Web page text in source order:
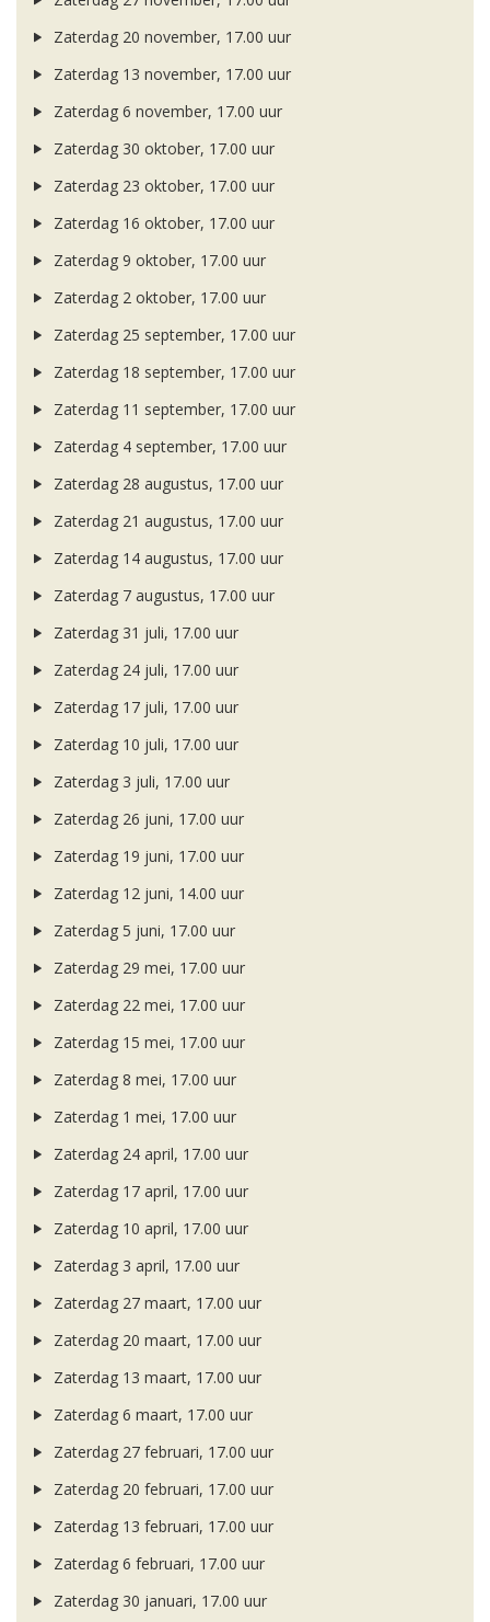
Zaterdag 20 november, 17.00 uur
Zaterdag 13 november, 17.00 uur
Zaterdag 6 november, 17.00 uur
Zaterdag 30 oktober, 17.00 uur
Zaterdag 23 oktober, 17.00 uur
Zaterdag 16 oktober, 17.00 uur
Zaterdag 9 oktober, 17.00 uur
Zaterdag 2 oktober, 17.00 uur
Zaterdag 25 september, 17.00 uur
Zaterdag 18 september, 17.00 uur
Zaterdag 11 september, 17.00 uur
Zaterdag 4 september, 17.00 uur
Zaterdag 28 augustus, 17.00 uur
Zaterdag 21 augustus, 17.00 uur
Zaterdag 14 augustus, 17.00 uur
Zaterdag 7 augustus, 17.00 uur
Zaterdag 31 juli, 17.00 uur
Zaterdag 24 juli, 17.00 uur
Zaterdag 17 juli, 17.00 uur
Zaterdag 10 juli, 17.00 uur
Zaterdag 3 juli, 17.00 uur
Zaterdag 26 juni, 17.00 uur
Zaterdag 19 juni, 17.00 uur
Zaterdag 12 juni, 14.00 uur
Zaterdag 5 juni, 17.00 uur
Zaterdag 29 mei, 17.00 uur
Zaterdag 22 mei, 17.00 uur
Zaterdag 15 mei, 17.00 uur
Zaterdag 8 mei, 17.00 uur
Zaterdag 1 mei, 17.00 uur
Zaterdag 24 april, 17.00 uur
Zaterdag 17 april, 17.00 uur
Zaterdag 10 april, 17.00 uur
Zaterdag 3 april, 17.00 uur
Zaterdag 27 maart, 17.00 uur
Zaterdag 20 maart, 17.00 uur
Zaterdag 13 maart, 17.00 uur
Zaterdag 6 maart, 17.00 uur
Zaterdag 27 februari, 17.00 uur
Zaterdag 20 februari, 17.00 uur
Zaterdag 13 februari, 17.00 uur
Zaterdag 6 februari, 17.00 uur
Zaterdag 30 januari, 17.00 uur